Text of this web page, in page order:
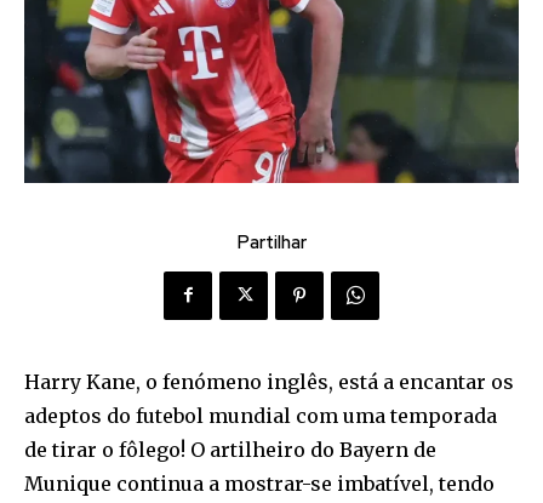
Partilhar
Harry Kane, o fenómeno inglês, está a encantar os
adeptos do futebol mundial com uma temporada
de tirar o fôlego! O artilheiro do Bayern de
Munique continua a mostrar-se imbatível, tendo